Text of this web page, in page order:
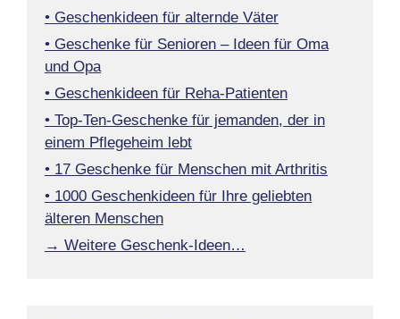
• Geschenkideen für alternde Väter
• Geschenke für Senioren – Ideen für Oma
und Opa
• Geschenkideen für Reha-Patienten
• Top-Ten-Geschenke für jemanden, der in
einem Pflegeheim lebt
• 17 Geschenke für Menschen mit Arthritis
• 1000 Geschenkideen für Ihre geliebten
älteren Menschen
→ Weitere Geschenk-Ideen…